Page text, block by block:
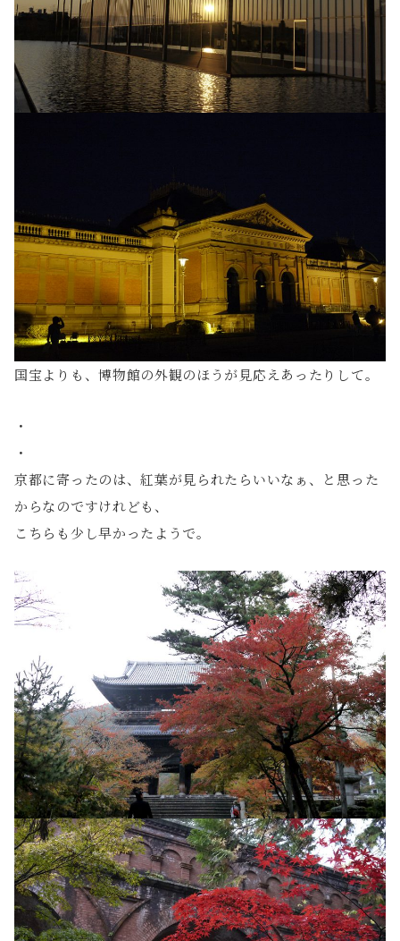
国宝よりも、博物館の外観のほうが見応えあったりして。
・
・
京都に寄ったのは、紅葉が見られたらいいなぁ、と思った
からなのですけれども、
こちらも少し早かったようで。